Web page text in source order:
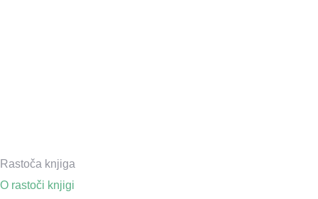
Rastoča knjiga
O rastoči knjigi